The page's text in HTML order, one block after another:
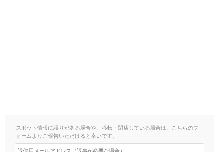
スポット情報に誤りがある場合や、移転・閉店している場合は、こちらのフ
ォームよりご報告いただけると幸いです。